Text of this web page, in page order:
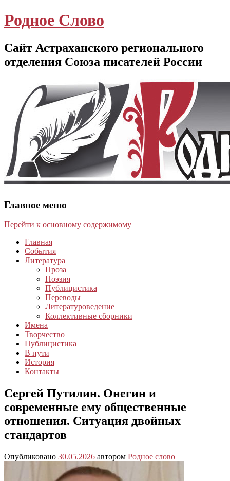
Родное Слово
Сайт Астраханского регионального
отделения Союза писателей России
Главное меню
Перейти к основному содержимому
Главная
События
Литература
Проза
Поэзия
Публицистика
Переводы
Литературоведение
Коллективные сборники
Имена
Творчество
Публицистика
В пути
История
Контакты
Сергей Путилин. Онегин и
современные ему общественные
отношения. Ситуация двойных
стандартов
Опубликовано 30.05.2026 автором Родное слово